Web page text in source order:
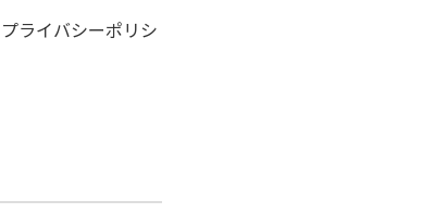
ライバシーポリシ